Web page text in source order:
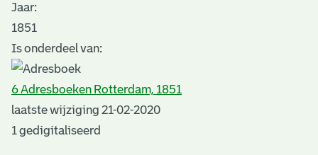
Jaar:
1851
Is onderdeel van:
6 Adresboeken Rotterdam, 1851
laatste wijziging 21-02-2020
1 gedigitaliseerd